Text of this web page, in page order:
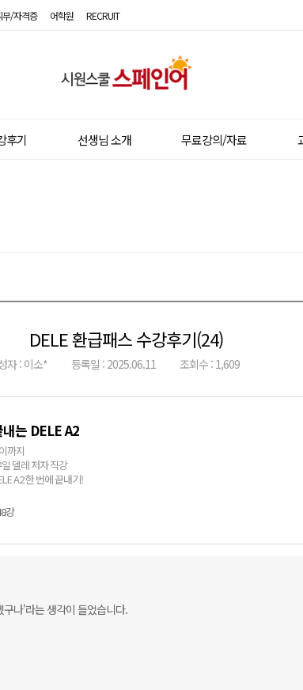
무/자격증 어학원 RECRUIT
후기 선생님 소개 무료강의/자료
DELE 환급패스 수강후기(24)
자 : 이소* 등록일 : 2025.06.11 조회수 : 1,609
는 DELE A2
까지
델레 저자 직강
A2 한 번에 끝내기!
강
나'라는 생각이 들었습니다.